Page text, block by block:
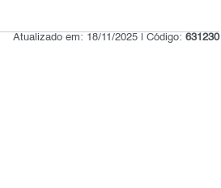
Atualizado em: 18/11/2025 | Código:631230